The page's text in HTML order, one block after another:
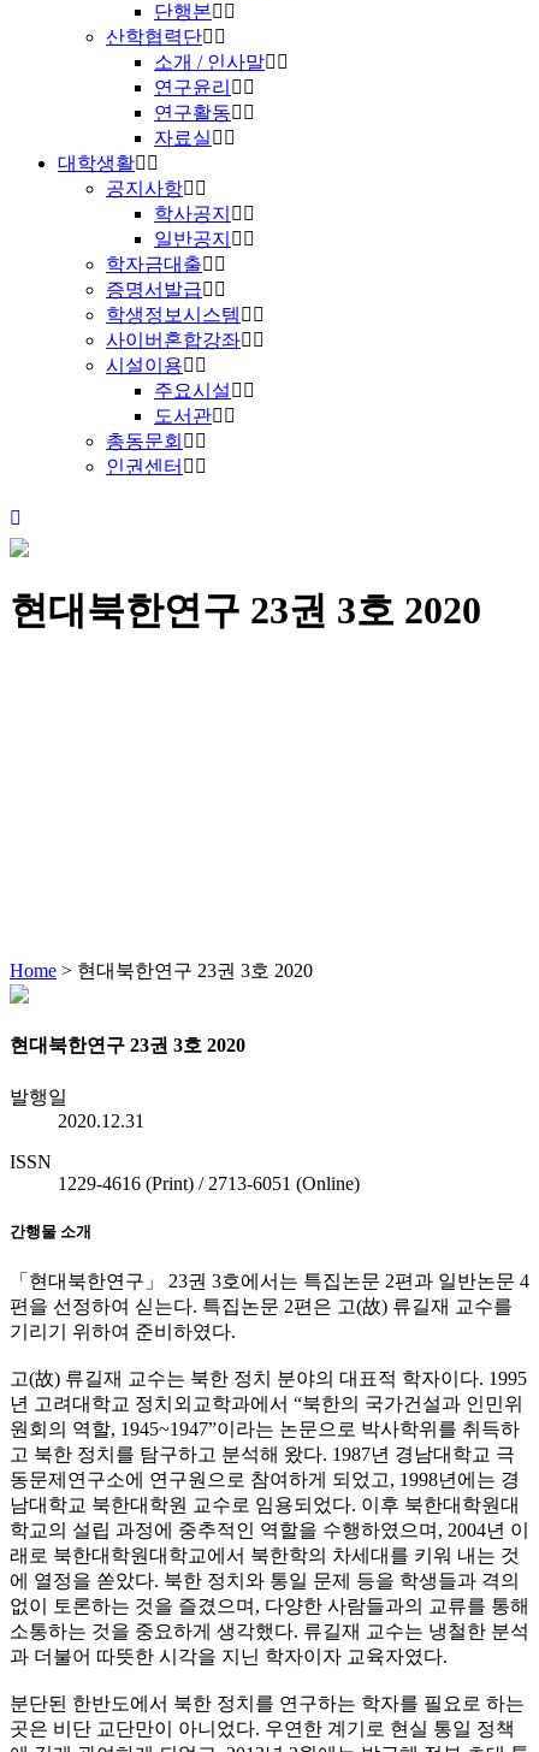
단행본
산학협력단
소개 / 인사말
연구윤리
연구활동
자료실
대학생활
공지사항
학사공지
일반공지
학자금대출
증명서발급
학생정보시스템
사이버혼합강좌
시설이용
주요시설
도서관
총동문회
인권센터
현대북한연구 23권 3호 2020
Home > 현대북한연구 23권 3호 2020
현대북한연구 23권 3호 2020
발행일
2020.12.31
ISSN
1229-4616 (Print) / 2713-6051 (Online)
간행물 소개
「현대북한연구」 23권 3호에서는 특집논문 2편과 일반논문 4
편을 선정하여 싣는다. 특집논문 2편은 고(故) 류길재 교수를
기리기 위하여 준비하였다.
고(故) 류길재 교수는 북한 정치 분야의 대표적 학자이다. 1995
년 고려대학교 정치외교학과에서 “북한의 국가건설과 인민위
원회의 역할, 1945~1947”이라는 논문으로 박사학위를 취득하
고 북한 정치를 탐구하고 분석해 왔다. 1987년 경남대학교 극
동문제연구소에 연구원으로 참여하게 되었고, 1998년에는 경
남대학교 북한대학원 교수로 임용되었다. 이후 북한대학원대
학교의 설립 과정에 중추적인 역할을 수행하였으며, 2004년 이
래로 북한대학원대학교에서 북한학의 차세대를 키워 내는 것
에 열정을 쏟았다. 북한 정치와 통일 문제 등을 학생들과 격의
없이 토론하는 것을 즐겼으며, 다양한 사람들과의 교류를 통해
소통하는 것을 중요하게 생각했다. 류길재 교수는 냉철한 분석
과 더불어 따뜻한 시각을 지닌 학자이자 교육자였다.
분단된 한반도에서 북한 정치를 연구하는 학자를 필요로 하는
곳은 비단 교단만이 아니었다. 우연한 계기로 현실 통일 정책